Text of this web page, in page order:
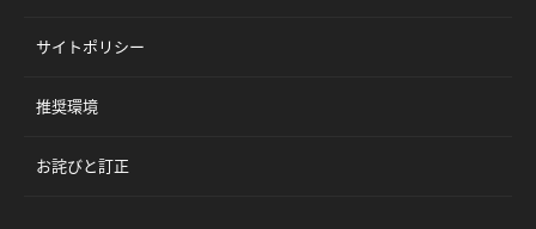
サイトポリシー
推奨環境
お詫びと訂正